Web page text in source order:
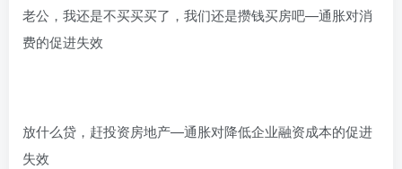
老公，我还是不买买买了，我们还是攒钱买房吧—通胀对消
费的促进失效
放什么贷，赶投资房地产—通胀对降低企业融资成本的促进
失效